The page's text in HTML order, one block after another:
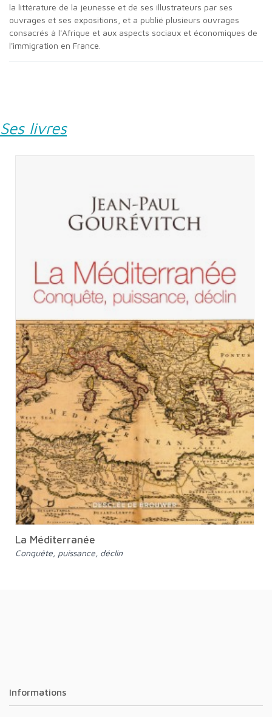
la littérature de la jeunesse et de ses illustrateurs par ses
ouvrages et ses expositions, et a publié plusieurs ouvrages
consacrés à l'Afrique et aux aspects sociaux et économiques de
l'immigration en France.
Ses livres
La Méditerranée
Conquête, puissance, déclin
Informations